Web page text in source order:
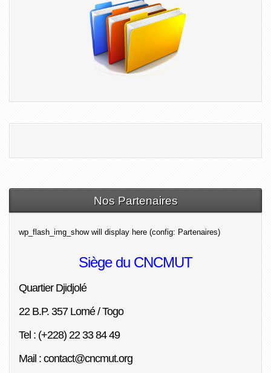
Nos Partenaires
wp_flash_img_show will display here (config: Partenaires)
Siège du CNCMUT
Quartier Djidjolé
22 B.P. 357 Lomé / Togo
Tel : (+228) 22 33 84 49
Mail : contact@cncmut.org